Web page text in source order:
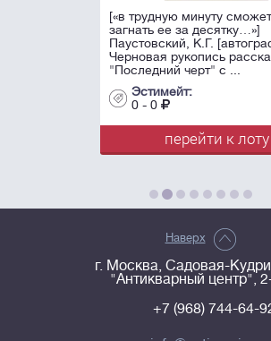
[«в трудную минуту сможете
загнать ее за десятку…»]
Паустовский, К.Г. [автограф].
Черновая рукопись рассказа
"Последний черт" с ...
Эстимейт:
0 - 0
перейти к лоту
Наверх
г. Москва, Садовая-
"Антикварный центр",
+7 (968) 744-64-